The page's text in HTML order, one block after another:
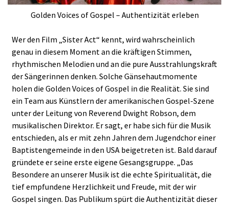
Golden Voices of Gospel – Authentizität erleben
Wer den Film „Sister Act“ kennt, wird wahrscheinlich
genau in diesem Moment an die kräftigen Stimmen,
rhythmischen Melodien und an die pure Ausstrahlungskraft
der Sängerinnen denken. Solche Gänsehautmomente
holen die Golden Voices of Gospel in die Realität. Sie sind
ein Team aus Künstlern der amerikanischen Gospel-Szene
unter der Leitung von Reverend Dwight Robson, dem
musikalischen Direktor. Er sagt, er habe sich für die Musik
entschieden, als er mit zehn Jahren dem Jugendchor einer
Baptistengemeinde in den USA beigetreten ist. Bald darauf
gründete er seine erste eigene Gesangsgruppe. „Das
Besondere an unserer Musik ist die echte Spiritualität, die
tief empfundene Herzlichkeit und Freude, mit der wir
Gospel singen. Das Publikum spürt die Authentizität dieser